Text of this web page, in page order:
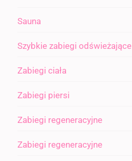
Sauna
Szybkie zabiegi odświeżające
Zabiegi ciała
Zabiegi piersi
Zabiegi regeneracyjne
Zabiegi regeneracyjne